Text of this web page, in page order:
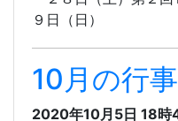
９日（日）
10月の行
2020年10月5日 18時